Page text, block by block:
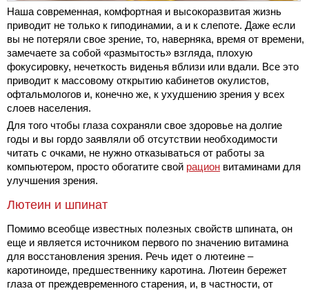
Наша современная, комфортная и высокоразвитая жизнь
приводит не только к гиподинамии, а и к слепоте. Даже если
вы не потеряли свое зрение, то, наверняка, время от времени,
замечаете за собой «размытость» взгляда, плохую
фокусировку, нечеткость виденья вблизи или вдали. Все это
приводит к массовому открытию кабинетов окулистов,
офтальмологов и, конечно же, к ухудшению зрения у всех
слоев населения.
Для того чтобы глаза сохраняли свое здоровье на долгие
годы и вы гордо заявляли об отсутствии необходимости
читать с очками, не нужно отказываться от работы за
компьютером, просто обогатите свой рацион витаминами для
улучшения зрения.
Лютеин и шпинат
Помимо всеобще известных полезных свойств шпината, он
еще и является источником первого по значению витамина
для восстановления зрения. Речь идет о лютеине –
каротиноиде, предшественнику каротина. Лютеин бережет
глаза от преждевременного старения, и, в частности, от